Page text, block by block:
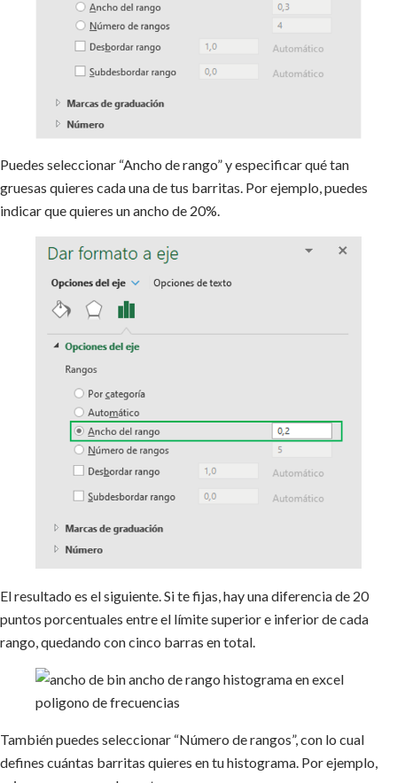
Puedes seleccionar “Ancho de rango” y especificar qué tan
gruesas quieres cada una de tus barritas. Por ejemplo, puedes
indicar que quieres un ancho de 20%.
El resultado es el siguiente. Si te fijas, hay una diferencia de 20
puntos porcentuales entre el límite superior e inferior de cada
rango, quedando con cinco barras en total.
También puedes seleccionar “Número de rangos”, con lo cual
defines cuántas barritas quieres en tu histograma. Por ejemplo,